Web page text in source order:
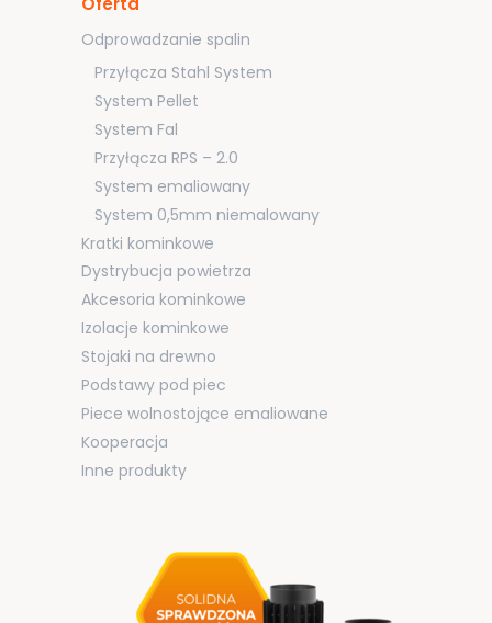
Odprowadzanie spalin
Przyłącza Stahl System
System Pellet
System Fal
Przyłącza RPS – 2.0
System emaliowany
System 0,5mm niemalowany
Kratki kominkowe
Dystrybucja powietrza
Akcesoria kominkowe
Izolacje kominkowe
Stojaki na drewno
Podstawy pod piec
Piece wolnostojące emaliowane
Kooperacja
Inne produkty